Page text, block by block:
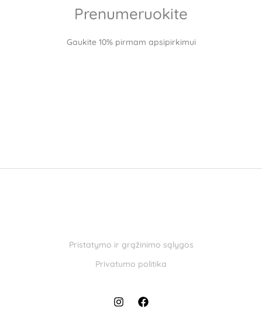
Prenumeruokite
Gaukite 10% pirmam apsipirkimui
Pristatymo ir grąžinimo sąlygos
Privatumo politika